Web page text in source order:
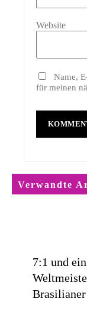
Website
Name,
für meinen
Verwandte
7:1 und
Brasilianer